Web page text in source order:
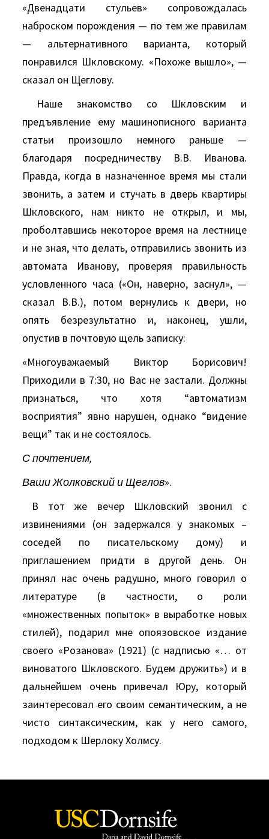
«Двенадцати стульев» сопровождалась
наброском порождения — по тем же правилам
— альтернативного варианта, который
понравился Шкловскому. «Похоже вышло», —
сказал он Щеглову.
Наше знакомство со Шкловским и
предъявление ему машинописного варианта
статьи произошло немного раньше —
благодаря посредничеству В.В. Иванова.
Правда, когда в назначенное время мы стали
звонить, а затем и стучать в дверь квартиры
Шкловского, нам никто не открыл, и мы,
проболтавшись некоторое время на лестнице
и не зная, что делать, отправились звонить из
автомата Иванову, проверяя правильность
условленного часа («Он, наверно, заснул», —
сказал В.В.), потом вернулись к двери, но
опять безрезультатно и, наконец, ушли,
опустив в почтовую щель записку:
«Многоуважаемый Виктор Борисович!
Приходили в 7:30, но Вас не застали. Должны
признаться, что хотя “автоматизм
восприятия” явно нарушен, однако “видение
вещи” так и не состоялось.
С почтением,
Ваши Жолковский и Щеглов».
В тот же вечер Шкловский звонил с
извинениями (он задержался у знакомых –
соседей по писательскому дому) и
приглашением придти в другой день. Он
принял нас очень радушно, много говорил о
литературе (в частности, о роли
«множественных попыток» в выработке новых
стилей), подарил мне опоязовское издание
своего «Розанова» (1921) (с надписью «… от
виноватого Шкловского. Будем дружить») и в
дальнейшем очень привечал Юру, который
заинтересовал его своим семантическим, а не
чисто синтаксическим, как у него самого,
подходом к Шерлоку Холмсу.